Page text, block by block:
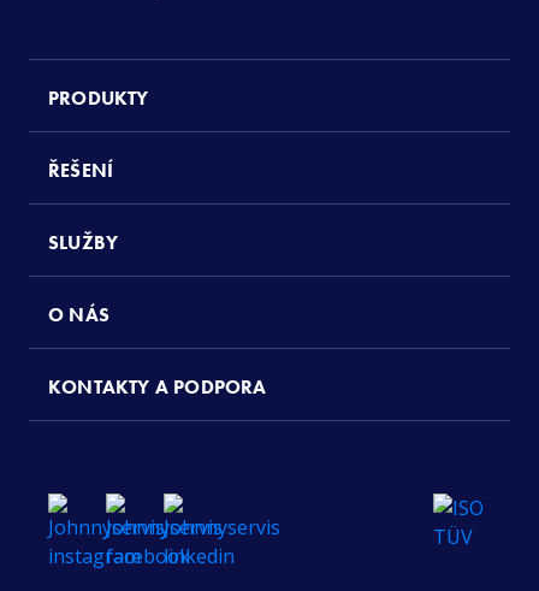
PRODUKTY
ŘEŠENÍ
SLUŽBY
O NÁS
KONTAKTY A PODPORA